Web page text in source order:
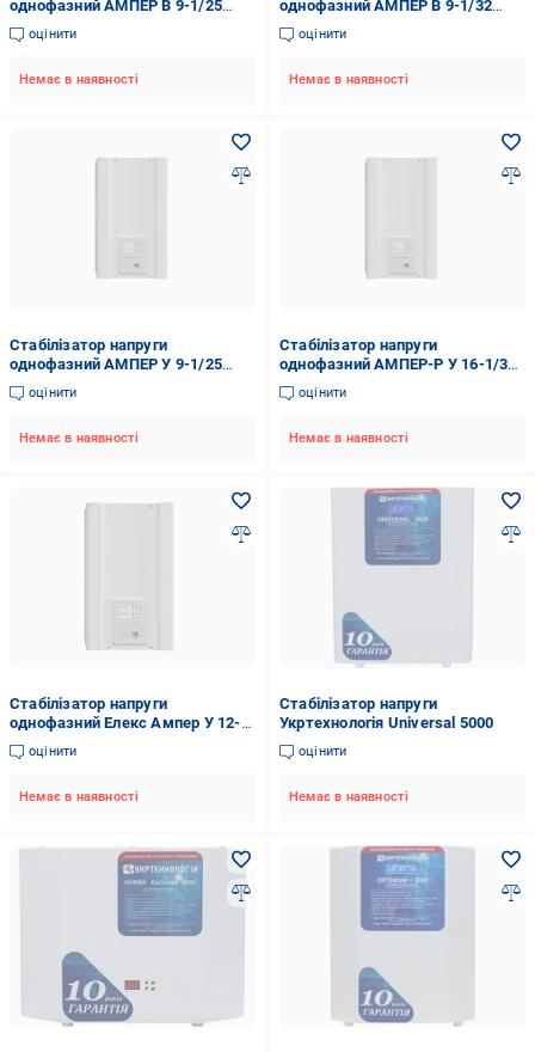
однофазний АМПЕР В 9-1/25
v2.1
оцінити
Немає в наявності
однофазний АМПЕР В 9-1/32
v2.1
оцінити
Немає в наявності
Стабілізатор напруги
однофазний АМПЕР У 9-1/25
v2.1 LCD
оцінити
Немає в наявності
Стабілізатор напруги
однофазний АМПЕР-Р У 16-1/32
v2.1 LCD
оцінити
Немає в наявності
Стабілізатор напруги
однофазний Елекс Ампер У 12-
1/25 v2.1 5,5 кВт 25А LCD-
дисплей
оцінити
Немає в наявності
Стабілізатор напруги
Укртехнологія Universal 5000
оцінити
Немає в наявності